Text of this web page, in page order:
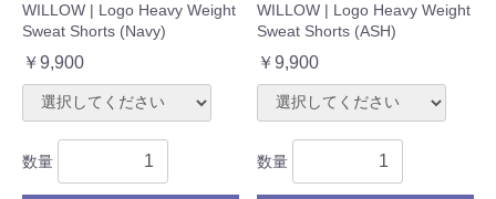
WILLOW | Logo Heavy Weight
Sweat Shorts (Navy)
￥9,900
数量
WILLOW | Logo Heavy Weight
Sweat Shorts (ASH)
￥9,900
数量